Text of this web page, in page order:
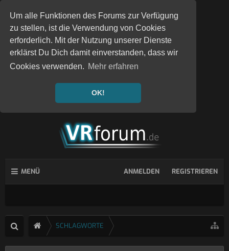
Um alle Funktionen des Forums zur Verfügung
zu stellen, ist die Verwendung von Cookies
erforderlich. Mit der Nutzung unserer Dienste
erklärst Du Dich damit einverstanden, dass wir
Cookies verwenden. Mehr erfahren
OK!
MENÜ ANMELDEN REGISTRIEREN
SCHLAGWORTE